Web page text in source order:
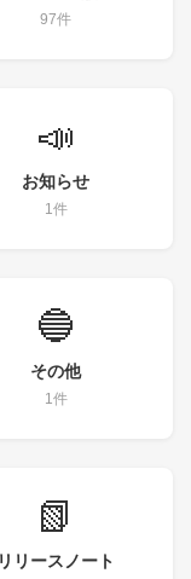
97件
📣
お知らせ
1件
🔵
その他
1件
📗
リリースノート